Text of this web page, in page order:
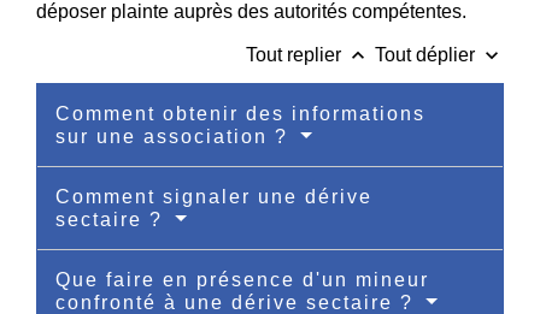
déposer plainte auprès des autorités compétentes.
Tout replier keyboard_arrow_up Tout déplier keyboard_arrow_down
Comment obtenir des informations
sur une association ?
Comment signaler une dérive
sectaire ?
Que faire en présence d'un mineur
confronté à une dérive sectaire ?